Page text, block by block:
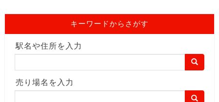
キーワードからさがす
駅名や住所を入力
売り場名を入力